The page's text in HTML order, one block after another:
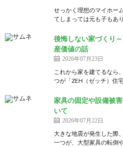
せっかく理想のマイホー
てしまっては元も子もあ
後悔しない家づくり
産価値の話
2026年07月23日
これから家を建てるなら
つが「ZEH（ゼッチ）住
家具の固定や設備被
いて
2026年07月22日
大きな地震が発生した際
一つが、大型家具の転倒